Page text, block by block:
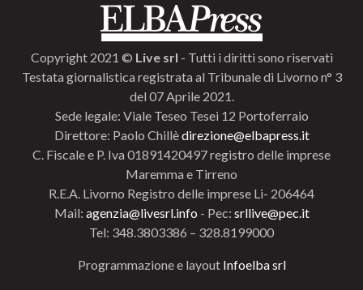
Copyright 2021 © Live srl - Tutti i diritti sono riservati
Testata giornalistica registrata al Tribunale di Livorno n° 3
del 07 Aprile 2021.
Sede legale: Viale Teseo Tesei 12 Portoferraio
Direttore: Paolo Chillèdirezione@elbapress.it
C. Fiscale e P. Iva 01891420497 registro delle imprese
Maremma e Tirreno
R.E.A. Livorno Registro delle imprese Li- 206464
Mail: agenzia@livesrl.info - Pec: srllive@pec.it
Tel: 348.3803386 – 328.8199000
Programmazione e layout Infoelba srl